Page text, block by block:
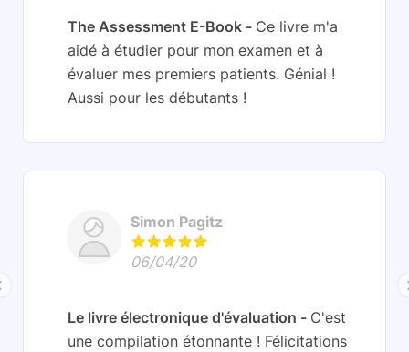
The Assessment E-Book
Ce livre m'a
aidé à étudier pour mon examen et à
évaluer mes premiers patients. Génial !
Aussi pour les débutants !
Simon Pagitz
06/04/20
Le livre électronique d'évaluation
C'est
une compilation étonnante ! Félicitations